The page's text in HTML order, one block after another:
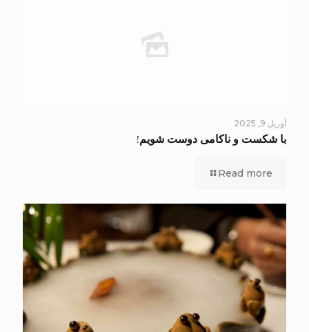
آوریل 9, 2025
با شکست و ناکامی دوست شویم!
Read more